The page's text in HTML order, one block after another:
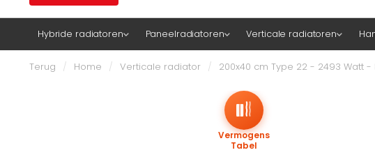
Hybride radiatoren Paneelradiatoren Verticale radiatoren
Terug / Home / Verticale radiator / 200x40 cm Type 22 - 2493 Watt
Vermogens
Tabel